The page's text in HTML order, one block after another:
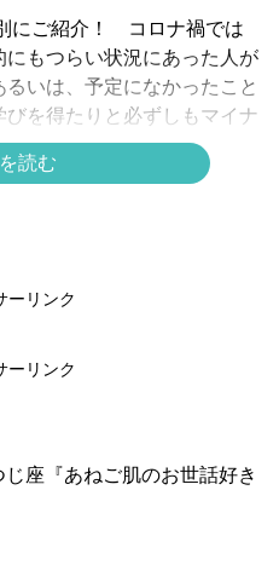
にご紹介！ コロナ禍では
もつらい状況にあった人が
いは、予定になかったこと
を得たりと必ずしもマイナ
も。
ひと山乗り越えた年」とし
半期と下半期で運気は切り
いきましょう。
読む
ーリンク
ーリンク
じ座『あねご肌のお世話好き